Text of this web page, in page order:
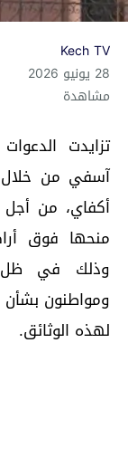
Kech TV
28 يونيو 2026
مشاهدة
تزايدت
آسفي من خلال
أكفاي، من
منحها فوق
وذلك في ظل
ومواطنون بشأن
لهذه الوثائق.